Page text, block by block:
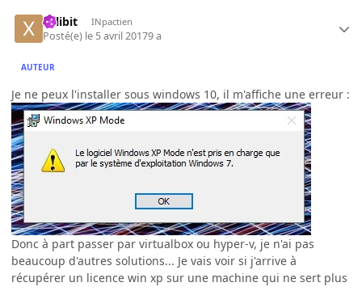
xillibit INpactien
Posté(e) le 5 avril 20179 a
AUTEUR
Je ne peux l'installer sous windows 10, il m'affiche une erreur :
Donc à part passer par virtualbox ou hyper-v, je n'ai pas
beaucoup d'autres solutions... Je vais voir si j'arrive à
récupérer un licence win xp sur une machine qui ne sert plus